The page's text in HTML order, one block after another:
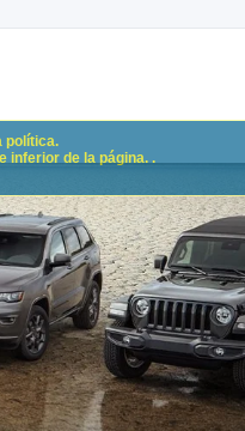
política.
inferior de la página. .